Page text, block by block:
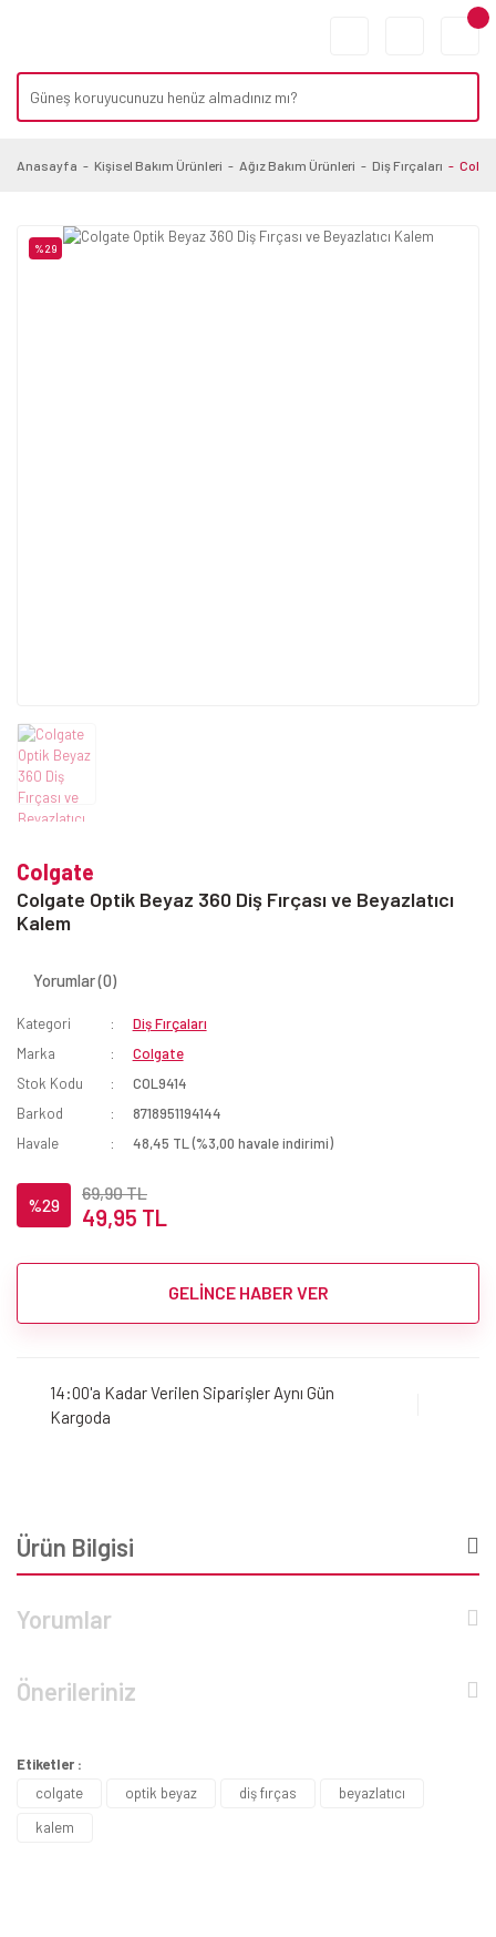
Anasayfa Kişisel Bakım Ürünleri Ağız Bakım Ürünleri Diş Fırçaları
%29
Colgate
Colgate Optik Beyaz 360 Diş Fırçası ve Beyazlatıcı
Kalem
Yorumlar (0)
Kategori
Diş Fırçaları
Marka
Colgate
Stok Kodu
COL9414
Barkod
8718951194144
Havale
48,45 TL (%3,00 havale indirimi)
%29
69,90 TL
49,95 TL
GELİNCE HABER VER
14:00'a Kadar Verilen Siparişler Aynı Gün
Kargoda
Ürün Bilgisi
Yorumlar
Önerileriniz
Etiketler :
colgate
optik beyaz diş fırças
beyazlatıcı
kalem